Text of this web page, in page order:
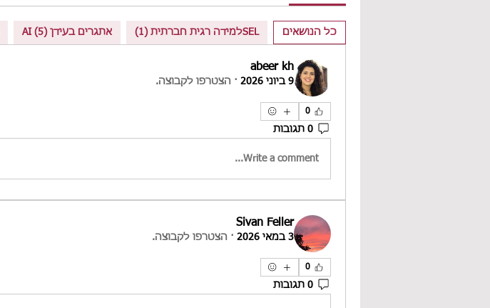
כל הנושאים SELלמידה רגית חברתית (1) אתגרים בעידן AI (5)
abeer kh
9 ביוני 2026 · הצטרפו לקבוצה.
0
0 תגובות
Write a comment...
Sivan Feller
3 במאי 2026 · הצטרפו לקבוצה.
0
0 תגובות